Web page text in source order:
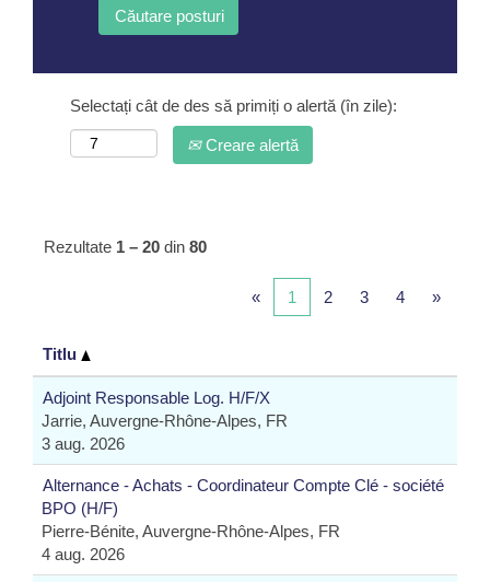
Selectați cât de des să primiți o alertă (în zile):
Creare alertă
Rezultate 1 – 20 din 80
« 1 2 3 4 »
Titlu
Adjoint Responsable Log. H/F/X
Jarrie, Auvergne-Rhône-Alpes, FR
3 aug. 2026
Alternance - Achats - Coordinateur Compte Clé - société
BPO (H/F)
Pierre-Bénite, Auvergne-Rhône-Alpes, FR
4 aug. 2026